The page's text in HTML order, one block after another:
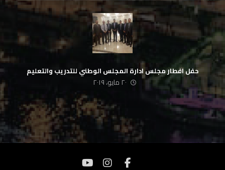
حفل افطار مجلس ادارة المجلس الوطني للتدريب والتعليم
٢٠ مايو، ٢٠١٩